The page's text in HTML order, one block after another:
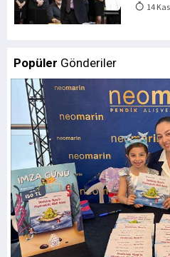
14
Popüler Gönderiler